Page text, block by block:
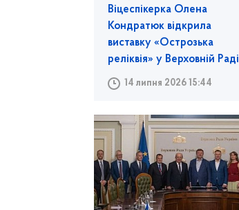
Віцеспікерка Олена
Кондратюк відкрила
виставку «Острозька
реліквія» у Верховній Раді
14 липня 2026 15:44